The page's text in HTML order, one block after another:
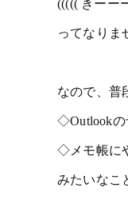
((((( きーー
ってなりま
なので、普
◇Outlookの
◇メモ帳に
みたいなこ